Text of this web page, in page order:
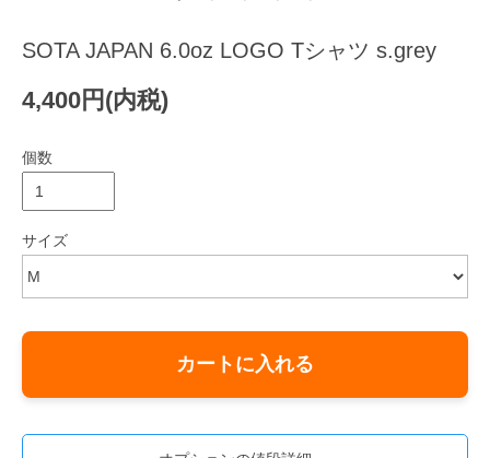
SOTA JAPAN 6.0oz LOGO Tシャツ s.grey
4,400円(内税)
個数
サイズ
カートに入れる